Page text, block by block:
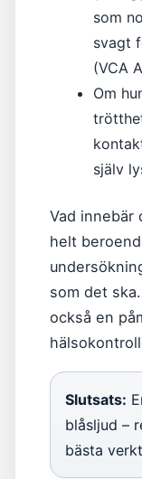
som
svagt
(VCA
Om
själv
Vad innebär
helt
som det
också en
Slutsats:
blåsljud –
bästa